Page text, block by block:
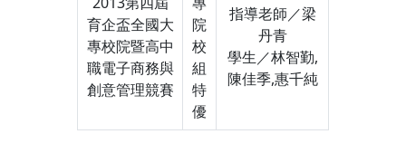
育企盃全國大
專校院暨高中
職電子商務與
創意管理競賽
院
校
組
特
優
指導老師／梁
丹青
學生／林智勤,
陳佳季,惠千純